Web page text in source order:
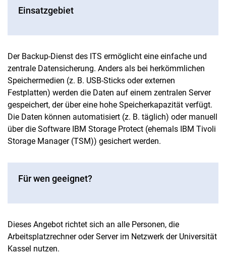
Einsatzgebiet
Der Backup-Dienst des ITS ermöglicht eine einfache und
zentrale Datensicherung. Anders als bei herkömmlichen
Speichermedien (z. B. USB-Sticks oder externen
Festplatten) werden die Daten auf einem zentralen Server
gespeichert, der über eine hohe Speicherkapazität verfügt.
Die Daten können automatisiert (z. B. täglich) oder manuell
über die Software IBM Storage Protect (ehemals IBM Tivoli
Storage Manager (TSM)) gesichert werden.
Für wen geeignet?
Dieses Angebot richtet sich an alle Personen, die
Arbeitsplatzrechner oder Server im Netzwerk der Universität
Kassel nutzen.